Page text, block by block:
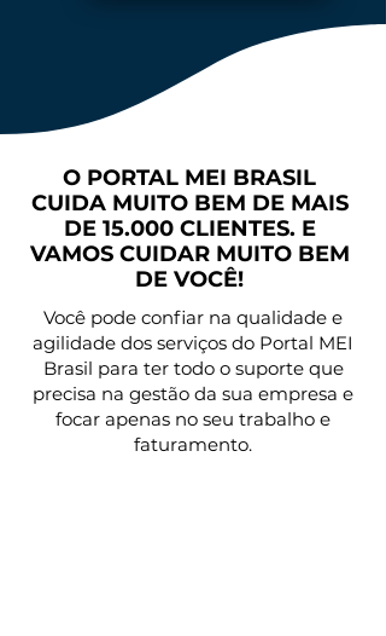
O PORTAL MEI BRASIL
CUIDA MUITO BEM DE MAIS
DE 15.000 CLIENTES. E
VAMOS CUIDAR MUITO BEM
DE VOCÊ!
Você pode confiar na qualidade e
agilidade dos serviços do Portal MEI
Brasil para ter todo o suporte que
precisa na gestão da sua empresa e
focar apenas no seu trabalho e
faturamento.